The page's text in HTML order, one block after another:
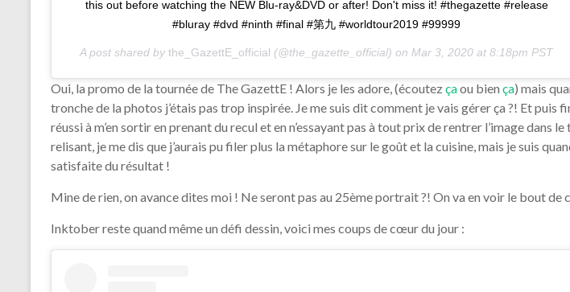
this out before watching the NEW Blu-ray&DVD or after! Don't miss it! #thegazette #release
#bluray #dvd #ninth #final #第九 #worldtour2019 #99999
A post shared by the_GazettE_official (@the_gazette_official) on Mar 3, 2020 at 8:18pm PST
Oui, la promo de la tournée de The GazettE ! Alors je les adore, (écoutezçaou bien ça) mais
tronche de la photos j’étais pas trop inspirée. Je me suis dit comment je vais gérer ça ?! Et puis
réussi à m’en sortir en prenant du recul et en n’essayant pas à tout prix de rentrer l’image dans le
relisant, je me dis que j’aurais pu filer plus la métaphore sur le goût et la cuisine, mais je suis
satisfaite du résultat !
Mine de rien, on avance dites moi ! Ne seront pas au 25ème portrait ?! On va en voir le bout de
Inktober reste quand même un défi dessin, voici mes coups de cœur du jour :